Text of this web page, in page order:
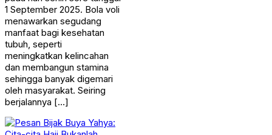
1 September 2025. Bola voli
menawarkan segudang
manfaat bagi kesehatan
tubuh, seperti
meningkatkan kelincahan
dan membangun stamina
sehingga banyak digemari
oleh masyarakat. Seiring
berjalannya […]